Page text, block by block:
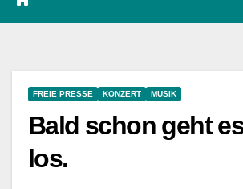
FREIE PRESSE KONZERT MUSIK
Bald schon geht
los.